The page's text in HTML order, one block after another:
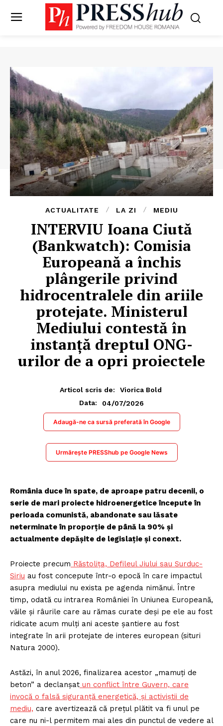
ACTUALITATE LA ZI MEDIU
INTERVIU Ioana Ciută
(Bankwatch): Comisia
Europeană a închis
plângerile privind
hidrocentralele din ariile
protejate. Ministerul
Mediului contestă în
instanță dreptul ONG-
urilor de a opri proiectele
Articol scris de:
Viorica Bold
Data:
04/07/2026
Adaugă-ne ca sursă preferată în Google
Urmărește PRESShub pe Google News
România duce în spate, de aproape patru decenii, o
serie de mari proiecte hidroenergetice începute în
perioada comunistă, abandonate sau lăsate
neterminate în proporție de până la 90% și
actualmente depășite de legislație și conext.
Proiecte precum Răstolița, Defileul Jiului sau Surduc-
Siriu au fost concepute într-o epocă în care impactul
asupra mediului nu exista pe agenda nimănui. Între
timp, odată cu intrarea României în Uniunea Europeană,
văile și râurile care au rămas curate deși pe ele au fost
ridicate acum mulți ani aceste șantiere au fost
integrate în arii protejate de interes european (situri
Natura 2000).
Astăzi, în anul 2026, finalizarea acestor „mamuți de
beton” a declanșat un conflict între Guvern, care
invocă o falsă siguranță energetică, și activiștii de
mediu, care avertizează că prețul plătit va fi unul pe
care nu ni-l permitem mai ales din punctul de vedere al